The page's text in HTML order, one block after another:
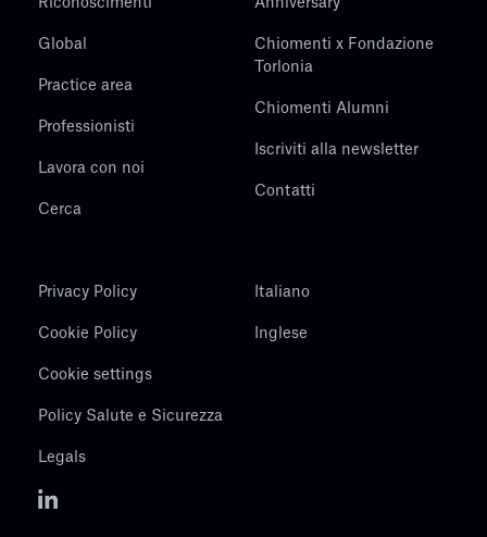
Riconoscimenti
Global
Practice area
Professionisti
Lavora con noi
Cerca
Anniversary
Chiomenti x Fondazione
Torlonia
Chiomenti Alumni
Iscriviti alla newsletter
Contatti
Privacy Policy
Cookie Policy
Cookie settings
Policy Salute e Sicurezza
Legals
Italiano
Inglese